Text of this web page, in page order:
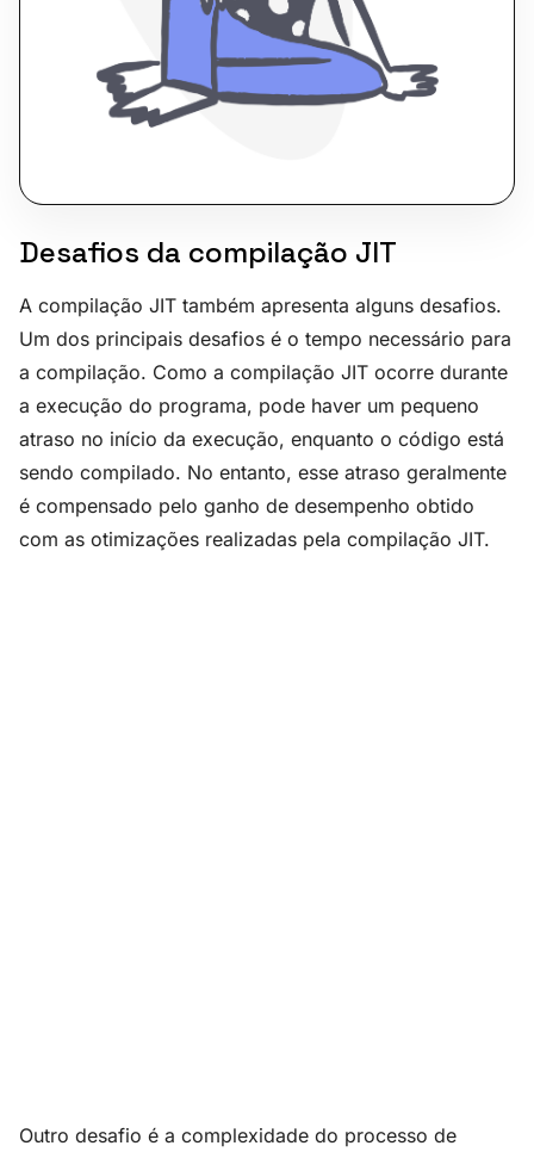
Desafios da compilação JIT
A compilação JIT também apresenta alguns desafios.
Um dos principais desafios é o tempo necessário para
a compilação. Como a compilação JIT ocorre durante
a execução do programa, pode haver um pequeno
atraso no início da execução, enquanto o código está
sendo compilado. No entanto, esse atraso geralmente
é compensado pelo ganho de desempenho obtido
com as otimizações realizadas pela compilação JIT.
Outro desafio é a complexidade do processo de